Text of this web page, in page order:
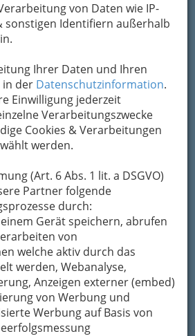
von Daten wie IP-
sonstigen Identifiern außerhalb
Ihrer Daten und Ihren
in der Datenschutzinformation.
Einwilligung jederzeit
Verarbeitungszwecke
Cookies & Verarbeitungen
werden.
(Art. 6 Abs. 1 lit. a DSGVO)
Partner folgende
durch:
Gerät speichern, abrufen
von
welche aktiv durch das
werden, Webanalyse,
Anzeigen externer (embed)
von Werbung und
Werbung auf Basis von
Maps anschauen
Firmenvor Spam-Mails zu
wir an dieser Stelle zur
Nachricht ein sicheres
wird nach dem
essen - music - lounge